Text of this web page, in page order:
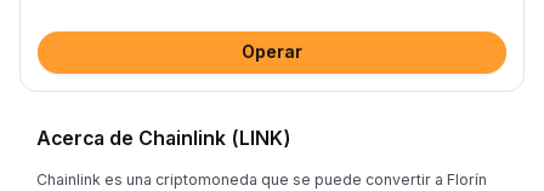
Operar
Acerca de Chainlink (LINK)
Chainlink es una criptomoneda que se puede convertir a Florín